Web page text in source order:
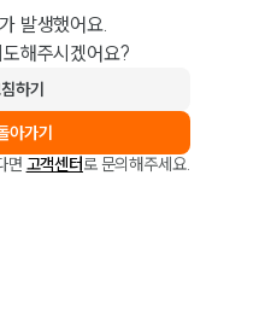
발생했어요.
해주시겠어요?
하기
아가기
면 고객센터로 문의해주세요.